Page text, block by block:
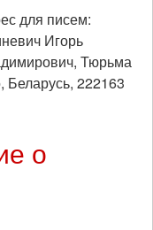
для писем:
Игорь
Тюрьма
222163
о